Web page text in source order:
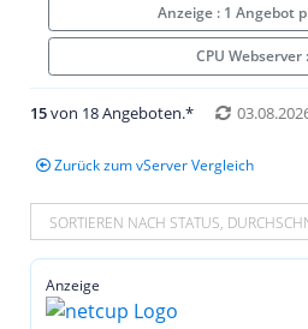
Anzeige : 1 Angebot
CPU Webserver
15von 18 Angeboten.*
Zurück zum vServer Vergleich
SORTIEREN NACH STATUS,
Anzeige